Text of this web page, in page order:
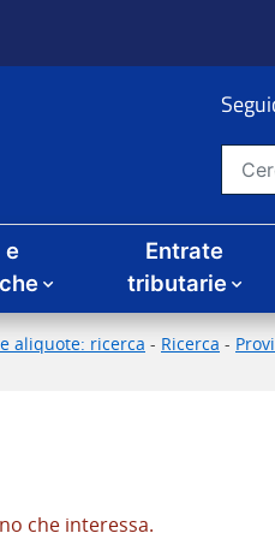
Cerca nel
e
Entrate
tributarie
aliquote: ricerca - Ricerca -
che interessa.